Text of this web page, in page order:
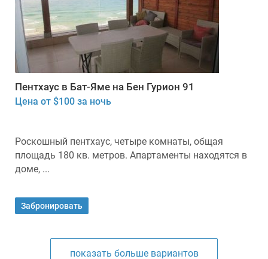
Пентхаус в Бат-Яме на Бен Гурион 91
Цена от $100 за ночь
Роскошный пентхаус, четыре комнаты, общая
площадь 180 кв. метров. Апартаменты находятся в
доме, ...
Забронировать
показать больше вариантов